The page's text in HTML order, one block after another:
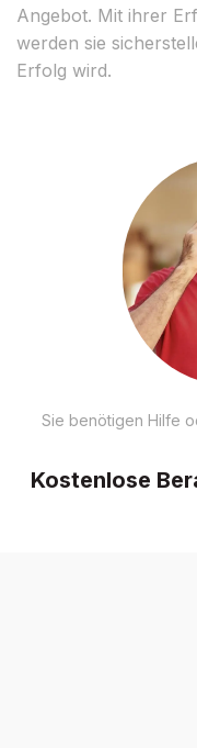
Angebot. Mit ihrer
werden sie
Erfolg wird.
Sie benötigen Hilfe
Kostenlose